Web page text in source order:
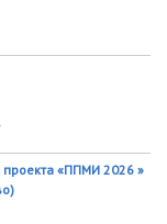
проекта «ППМИ 2026 »